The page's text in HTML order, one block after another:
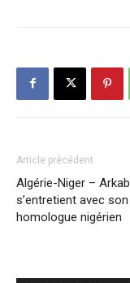
Article précédent
Algérie-Niger – Arkab
s’entretient avec son
homologue nigérien